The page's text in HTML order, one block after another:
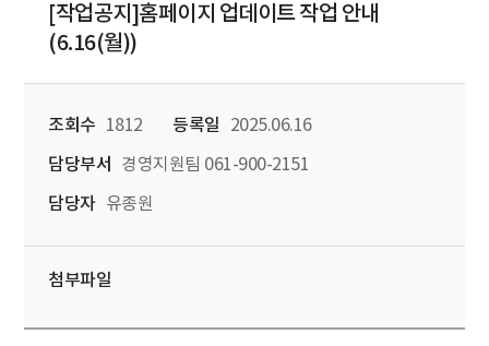
[작업공지]홈페이지 업데이트 작업 안내
(6.16(월))
조회수 1812 등록일
2025.06.16
담당부서
경영지원팀 061-900-2151
담당자 유종원
첨부파일